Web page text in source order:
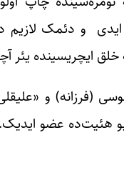
و دئمک لازیم
ایچریسینده یئر
(فرزانه) و
عضو ایدیک.